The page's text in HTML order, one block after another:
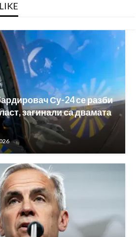
Су-24 се разби
загинали са двамата